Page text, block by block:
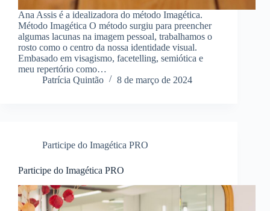
Ana Assis é a idealizadora do método Imagética.
Método Imagética O método surgiu para preencher
algumas lacunas na imagem pessoal, trabalhamos o
rosto como o centro da nossa identidade visual.
Embasado em visagismo, facetelling, semiótica e
meu repertório como…
Patrícia Quintão
8 de março de 2024
Participe do Imagética PRO
Participe do Imagética PRO